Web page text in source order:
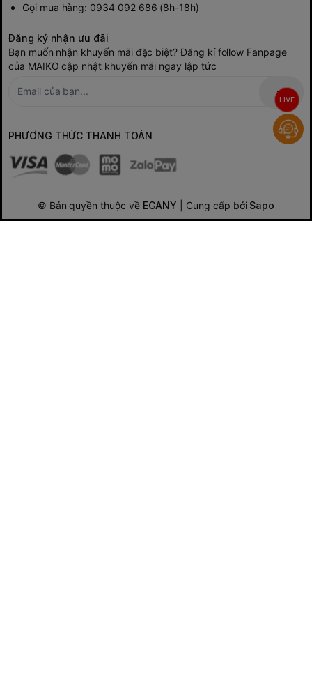
Gọi mua hàng: 0934 092 686 (8h-18h)
Đăng ký nhận ưu đãi
Bạn muốn nhận khuyến mãi đặc biệt? Đăng kí follow Fanpage
của MAIKO cập nhật khuyến mãi ngay lập tức
PHƯƠNG THỨC THANH TOÁN
© Bản quyền thuộc về EGANY | Cung cấp bởi Sapo
LIVE